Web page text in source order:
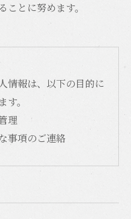
とに努めます。
情報は、以下の目的に
。
理
事項のご連絡
場合または法令に定め